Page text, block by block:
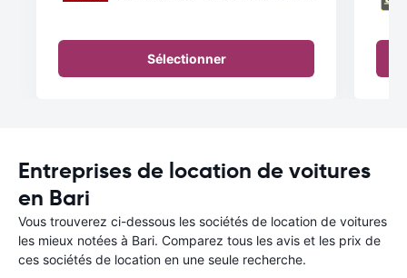
Sélectionner
Entreprises de location de voitures
en Bari
Vous trouverez ci-dessous les sociétés de location de voitures
les mieux notées à Bari. Comparez tous les avis et les prix de
ces sociétés de location en une seule recherche.